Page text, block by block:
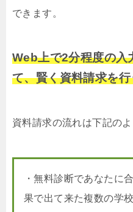
できます。
Web上で2分程度の入
て、賢く資料請求を
資料請求の流れは下記の
・無料診断であなたに
果で出て来た複数の学